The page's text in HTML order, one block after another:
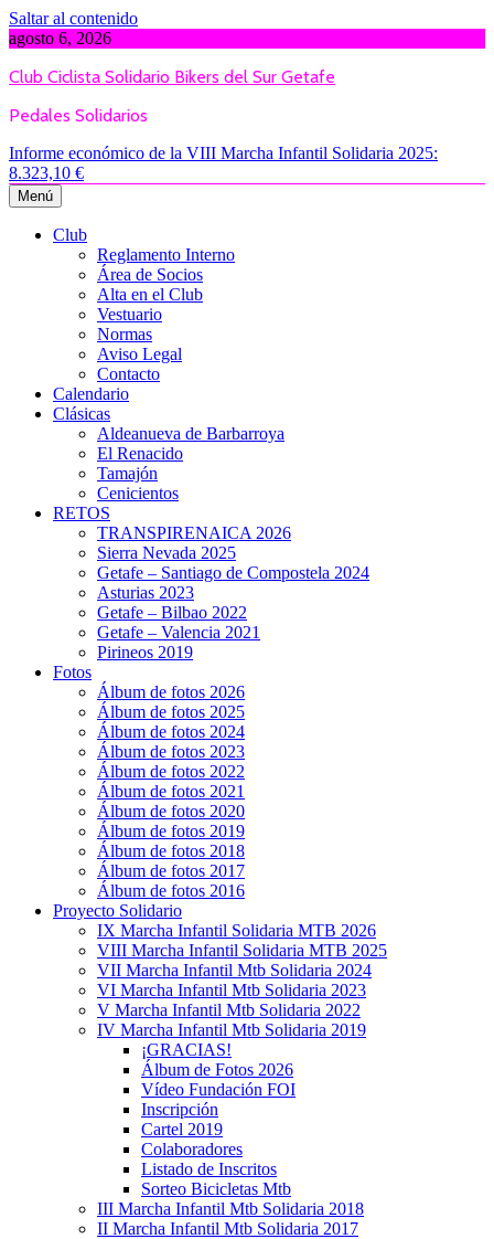
Saltar al contenido
agosto 6, 2026
Club Ciclista Solidario Bikers del Sur Getafe
Pedales Solidarios
Informe económico de la VIII Marcha Infantil Solidaria 2025:
8.323,10 €
Menú
Club
Reglamento Interno
Área de Socios
Alta en el Club
Vestuario
Normas
Aviso Legal
Contacto
Calendario
Clásicas
Aldeanueva de Barbarroya
El Renacido
Tamajón
Cenicientos
RETOS
TRANSPIRENAICA 2026
Sierra Nevada 2025
Getafe – Santiago de Compostela 2024
Asturias 2023
Getafe – Bilbao 2022
Getafe – Valencia 2021
Pirineos 2019
Fotos
Álbum de fotos 2026
Álbum de fotos 2025
Álbum de fotos 2024
Álbum de fotos 2023
Álbum de fotos 2022
Álbum de fotos 2021
Álbum de fotos 2020
Álbum de fotos 2019
Álbum de fotos 2018
Álbum de fotos 2017
Álbum de fotos 2016
Proyecto Solidario
IX Marcha Infantil Solidaria MTB 2026
VIII Marcha Infantil Solidaria MTB 2025
VII Marcha Infantil Mtb Solidaria 2024
VI Marcha Infantil Mtb Solidaria 2023
V Marcha Infantil Mtb Solidaria 2022
IV Marcha Infantil Mtb Solidaria 2019
¡GRACIAS!
Álbum de Fotos 2026
Vídeo Fundación FOI
Inscripción
Cartel 2019
Colaboradores
Listado de Inscritos
Sorteo Bicicletas Mtb
III Marcha Infantil Mtb Solidaria 2018
II Marcha Infantil Mtb Solidaria 2017